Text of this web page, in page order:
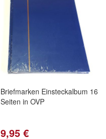
Briefmarken Einsteckalbum 16
Seiten in OVP
9,95 €